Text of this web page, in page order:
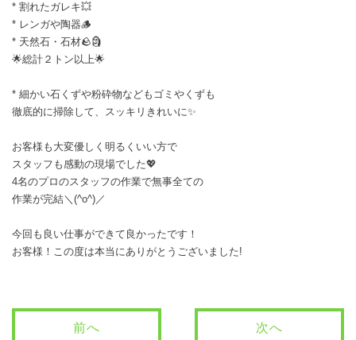
* 割れたガレキ💥
* レンガや陶器🪵
* 天然石・石材🪨🗿
🌟総計２トン以上🌟
* 細かい石くずや粉砕物などもゴミやくずも
徹底的に掃除して、スッキリきれいに✨
お客様も大変優しく明るくいい方で
スタッフも感動の現場でした💖
4名のプロのスタッフの作業で無事全ての
作業が完結＼(^o^)／
今回も良い仕事ができて良かったです！
お客様！この度は本当にありがとうございました!
前へ 次へ